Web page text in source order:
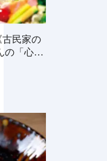
古民家の
の「心に